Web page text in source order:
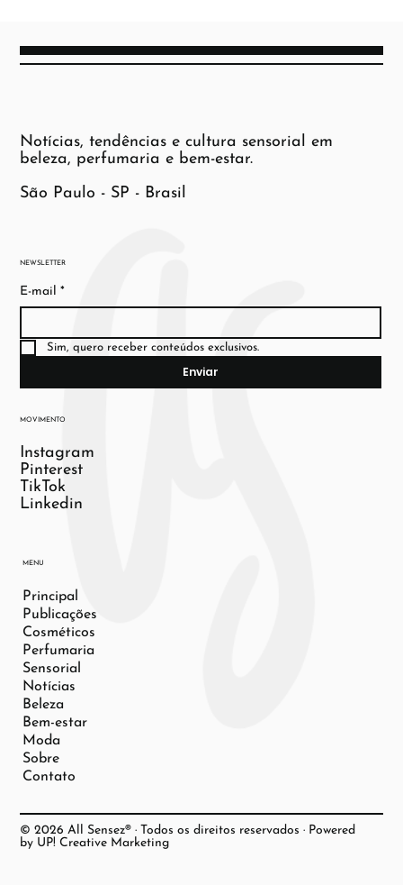
NEWSLETTER
E-mail *
Sim, quero receber conteúdos exclusivos.
Enviar
MOVIMENTO
Instagram
Pinterest
TikTok
Linkedin
MENU
Principal
Publicações
Cosméticos
Perfumaria
Sensorial
Notícias
Beleza
Bem-estar
Moda
Sobre
Contato
Notícias, tendências e cultura sensorial em
beleza, perfumaria e bem-estar.
São Paulo - SP - Brasil
© 2026 All Sensez® · Todos os direitos reservados · Powered
by UP! Creative Marketing